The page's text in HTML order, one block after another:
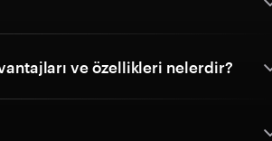
ve özellikleri nelerdir?